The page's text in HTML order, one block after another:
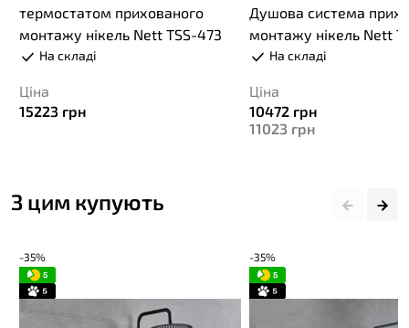
термостатом прихованого
монтажу нікель Nett TSS-473
На складі
Ціна
15223 грн
Душова система
монтажу нікель Nett
На складі
Ціна
10472 грн
11023 грн
З цим купують
-35% -35%